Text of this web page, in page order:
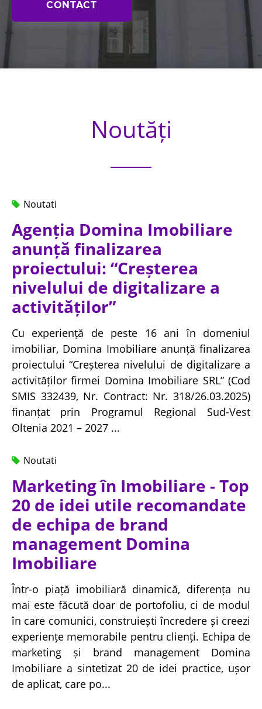
CONTACT
Noutăți
Noutati
Agenția Domina Imobiliare
anunță finalizarea
proiectului: “Creșterea
nivelului de digitalizare a
activităților”
Cu experiență de peste 16 ani în domeniul
imobiliar, Domina Imobiliare anunță finalizarea
proiectului “Creșterea nivelului de digitalizare a
activităților firmei Domina Imobiliare SRL” (Cod
SMIS 332439, Nr. Contract: Nr. 318/26.03.2025)
finanțat prin Programul Regional Sud-Vest
Oltenia 2021 – 2027 ...
Noutati
Marketing în Imobiliare - Top
20 de idei utile recomandate
de echipa de brand
management Domina
Imobiliare
Într-o piață imobiliară dinamică, diferența nu
mai este făcută doar de portofoliu, ci de modul
în care comunici, construiești încredere și creezi
experiențe memorabile pentru clienți. Echipa de
marketing și brand management Domina
Imobiliare a sintetizat 20 de idei practice, ușor
de aplicat, care po...